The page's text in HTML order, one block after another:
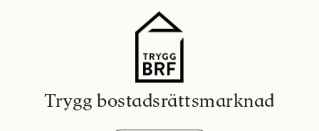
Trygg bostadsrättsmarknad